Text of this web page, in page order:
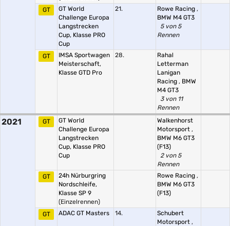
GT
GT World
Challenge Europa
Langstrecken
Cup, Klasse PRO
Cup
21. Rowe Racing ,
BMW M4 GT3
5 von 5
Rennen
GT
IMSA Sportwagen
Meisterschaft,
Klasse GTD Pro
28.
Rahal
Letterman
Lanigan
Racing , BMW
M4 GT3
3 von 11
Rennen
2021 GT
GT World
Challenge Europa
Langstrecken
Cup, Klasse PRO
Cup
Walkenhorst
Motorsport ,
BMW M6 GT3
(F13)
2 von 5
Rennen
GT
24h Nürburgring
Nordschleife,
Klasse SP 9
(Einzelrennen)
Rowe Racing ,
BMW M6 GT3
(F13)
GT ADAC GT Masters 14.
Schubert
Motorsport ,